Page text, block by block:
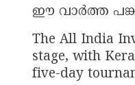
ഈ വാർത്ത
The All India
stage, with
five-day